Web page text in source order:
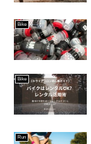
Bike
Bike
Run